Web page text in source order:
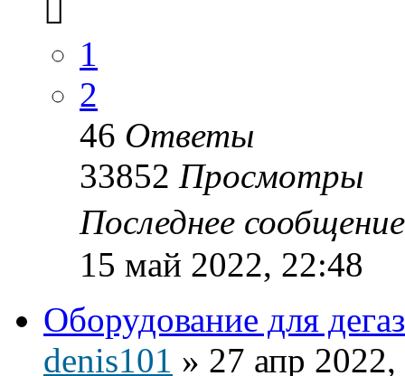
1
2
46 Ответы
33852 Просмотры
Последнее
15 май 2022, 22:48
Оборудование для
denis101 » 27 апр